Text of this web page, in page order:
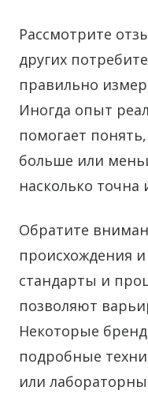
Рассмотрите
других
правильно
Иногда опыт
помогает
больше или
насколько
Обратите
происхождения
стандарты и
позволяют
Некоторые
подробные
или